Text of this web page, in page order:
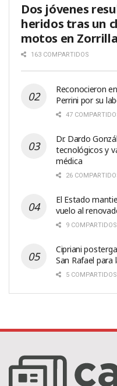
Dos jóvenes
heridos tras un
motos en
163 COMPARTIDOS
Reconocieron
Perrini por su
47
Dr. Dardo
tecnológicos y
médica
26
El Estado
vuelo al
9 COMPARTIDOS
Cipriani
San Rafael
5 COMPARTIDOS